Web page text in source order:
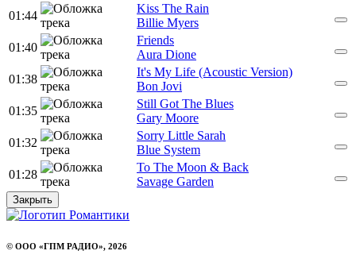
01:44
Kiss The Rain
Billie Myers
01:40
Friends
Aura Dione
01:38
It's My Life (Acoustic Version)
Bon Jovi
01:35
Still Got The Blues
Gary Moore
01:32
Sorry Little Sarah
Blue System
01:28
To The Moon & Back
Savage Garden
Закрыть
© ООО «ГПМ РАДИО», 2026